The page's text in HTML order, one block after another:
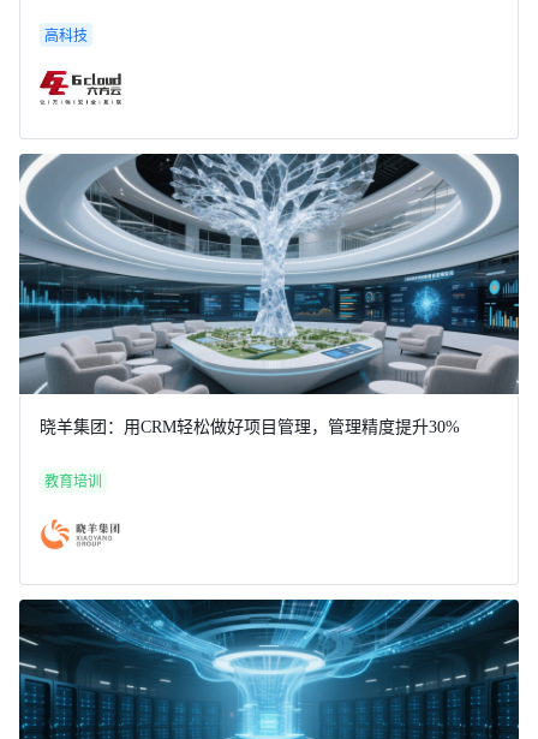
高科技
晓羊集团：用CRM轻松做好项目管理，管理精度提升30%
教育培训